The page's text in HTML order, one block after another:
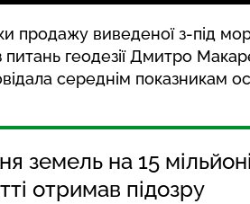
продажу виведеної з-під
геодезії Дмитро
середнім показникам
земель на 15
отримав підозру